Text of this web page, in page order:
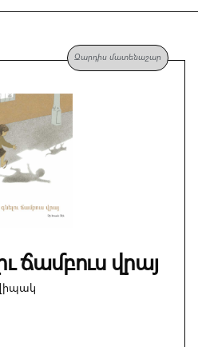
Զարդիս մատենաշար
ճամբուս վրայ